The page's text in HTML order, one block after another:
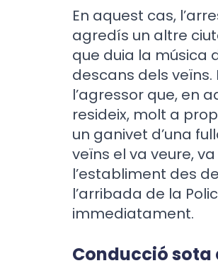
En aquest cas,
agredís un altre
que duia la música
descans dels
l’agressor que, en
resideix, molt a
un ganivet d’una
veïns el va veure,
l’establiment des
l’arribada de la
immediatament.
Conducció sota